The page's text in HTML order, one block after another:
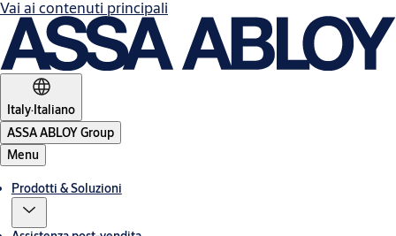
Vai ai contenuti principali
Italy·Italiano
ASSA ABLOY Group
Menu
Prodotti & Soluzioni